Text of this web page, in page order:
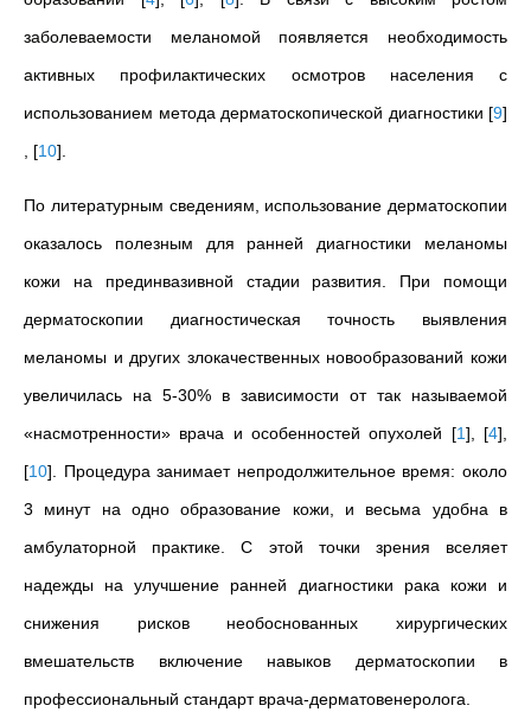
заболеваемости меланомой появляется необходимость
активных профилактических осмотров населения с
использованием метода дерматоскопической диагностики [9]
[10]
По литературным сведениям, использование дерматоскопии
оказалось полезным для ранней диагностики меланомы
кожи на прединвазивной стадии развития. При помощи
дерматоскопии диагностическая точность выявления
меланомы и других злокачественных новообразований кожи
увеличилась на 5-30% в зависимости от так называемой
«насмотренности» врача и особенностей опухолей [1] [4]
[10] . Процедура занимает непродолжительное время: около
3 минут на одно образование кожи, и весьма удобна в
амбулаторной практике. С этой точки зрения вселяет
надежды на улучшение ранней диагностики рака кожи и
снижения рисков необоснованных хирургических
вмешательств включение навыков дерматоскопии в
профессиональный стандарт врача-дерматовенеролога.